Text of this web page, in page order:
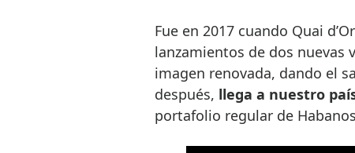
Fue en 2017 cuando Quai
lanzamientos de dos nuevas
imagen renovada, dando el
después, llega a nuestro
portafolio regular de